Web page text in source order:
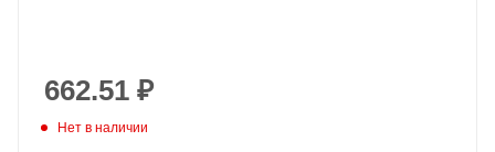
662.51 ₽
Нет в наличии